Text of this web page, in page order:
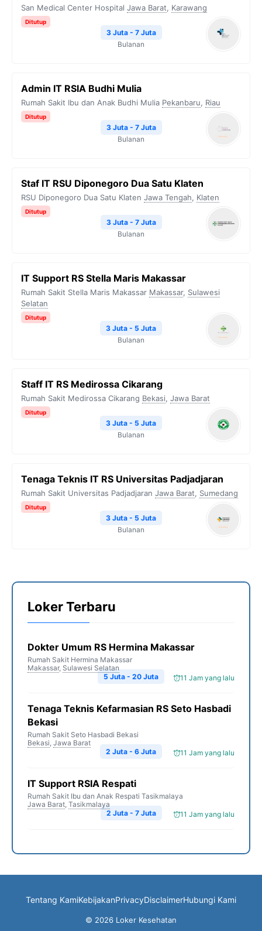
San Medical Center Hospital Jawa Barat, Karawang
Ditutup
3 Juta - 7 Juta
Bulanan
Admin IT RSIA Budhi Mulia
Rumah Sakit Ibu dan Anak Budhi Mulia Pekanbaru, Riau
Ditutup
3 Juta - 7 Juta
Bulanan
Staf IT RSU Diponegoro Dua Satu Klaten
RSU Diponegoro Dua Satu Klaten Jawa Tengah, Klaten
Ditutup
3 Juta - 7 Juta
Bulanan
IT Support RS Stella Maris Makassar
Rumah Sakit Stella Maris Makassar Makassar, Sulawesi
Selatan
Ditutup
3 Juta - 5 Juta
Bulanan
Staff IT RS Medirossa Cikarang
Rumah Sakit Medirossa Cikarang Bekasi, Jawa Barat
Ditutup
3 Juta - 5 Juta
Bulanan
Tenaga Teknis IT RS Universitas Padjadjaran
Rumah Sakit Universitas Padjadjaran Jawa Barat, Sumedang
Ditutup
3 Juta - 5 Juta
Bulanan
Loker Terbaru
Dokter Umum RS Hermina Makassar
Rumah Sakit Hermina Makassar
Makassar, Sulawesi Selatan
11 Jam yang lalu
5 Juta - 20 Juta
Tenaga Teknis Kefarmasian RS Seto Hasbadi
Bekasi
Rumah Sakit Seto Hasbadi Bekasi
Bekasi, Jawa Barat
11 Jam yang lalu
2 Juta - 6 Juta
IT Support RSIA Respati
Rumah Sakit Ibu dan Anak Respati Tasikmalaya
Jawa Barat, Tasikmalaya
11 Jam yang lalu
2 Juta - 7 Juta
Tentang KamiKebijakanPrivacyDisclaimerHubungi Kami
© 2026 Loker Kesehatan